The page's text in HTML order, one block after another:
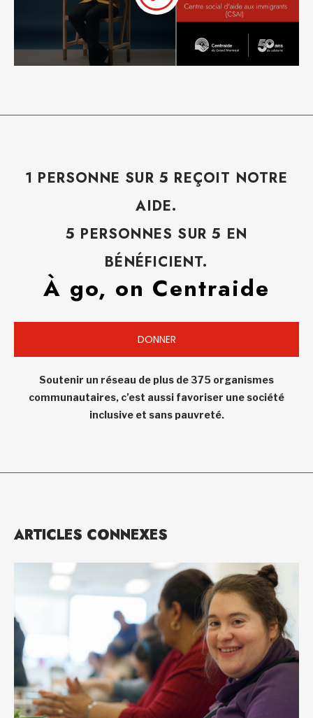
1 PERSONNE SUR 5 REÇOIT NOTRE
AIDE.
5 PERSONNES SUR 5 EN
BÉNÉFICIENT.
À go, on Centraide
DONNER
Soutenir un réseau de plus de 375 organismes
communautaires, c’est aussi favoriser une société
inclusive et sans pauvreté.
ARTICLES CONNEXES